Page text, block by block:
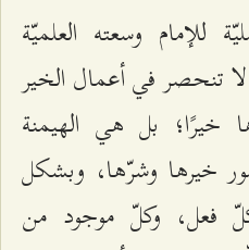
للإمام وسعته العلميّة
لا تنحصر في أعمال الخير
خيرًا؛ بل هي الهيمنة
خيرها وشرّها، وبشكل
فعل، وكلّ موجود من